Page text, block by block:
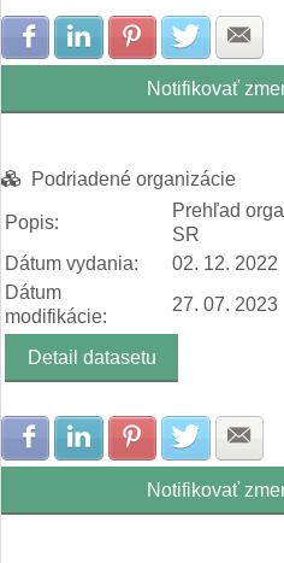
Zdielať na Facebook
Zdielať na LinkedIn
Zdielať na
Notifikovať
Podriadené organizácie
Popis:
Prehľad
SR
Dátum vydania:
02. 12. 2022
Dátum
modifikácie:
27. 07. 2023
Detail datasetu
Zdielať na Facebook
Zdielať na LinkedIn
Zdielať na
Notifikovať